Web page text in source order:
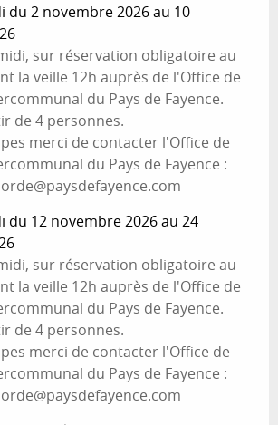
du 2 novembre 2026 au 10
sur réservation obligatoire au
la veille 12h auprès de l'Office de
du Pays de Fayence.
de 4 personnes.
merci de contacter l'Office de
du Pays de Fayence :
du 12 novembre 2026 au 24
sur réservation obligatoire au
la veille 12h auprès de l'Office de
du Pays de Fayence.
de 4 personnes.
merci de contacter l'Office de
du Pays de Fayence :